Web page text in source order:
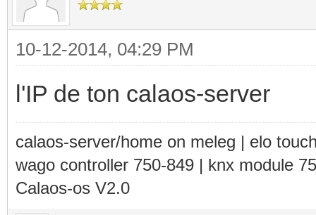
10-12-2014, 04:29 PM
l'IP de ton calaos-server
calaos-server/home on meleg | elo
wago controller 750-849 | knx module
Calaos-os V2.0